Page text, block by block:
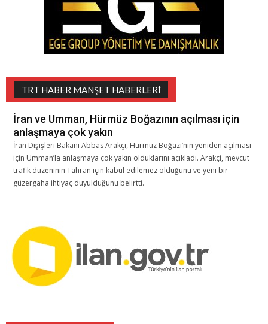
TRT HABER MANŞET HABERLERI
İran ve Umman, Hürmüz Boğazının açılması için
anlaşmaya çok yakın
İran Dışişleri Bakanı Abbas Arakçi, Hürmüz Boğazı’nın yeniden açılması
için Umman’la anlaşmaya çok yakın olduklarını açıkladı. Arakçi, mevcut
trafik düzeninin Tahran için kabul edilemez olduğunu ve yeni bir
güzergaha ihtiyaç duyulduğunu belirtti.